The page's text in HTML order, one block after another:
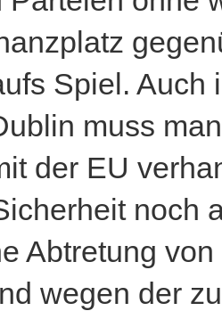
Spiel. Auch
muss
der EU
noch
Abtretung
wegen der